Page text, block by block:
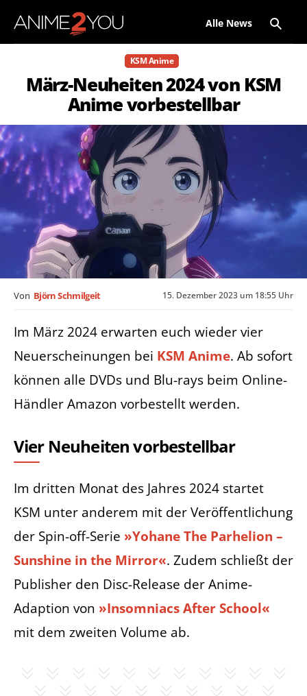
Alle News
KSM Anime
März-Neuheiten 2024 von KSM
Anime vorbestellbar
15. Dezember 2023 um 18:55 Uhr
Von Björn Schmilgeit
Im März 2024 erwarten euch wieder vier
Neuerscheinungen bei KSM Anime. Ab sofort
können alle DVDs und Blu-rays beim Online-
Händler Amazon vorbestellt werden.
Vier Neuheiten vorbestellbar
Im dritten Monat des Jahres 2024 startet
KSM unter anderem mit der Veröffentlichung
der Spin-off-Serie »Yohane The Parhelion –
Sunshine in the Mirror«. Zudem schließt der
Publisher den Disc-Release der Anime-
Adaption von »Insomniacs After School«
mit dem zweiten Volume ab.